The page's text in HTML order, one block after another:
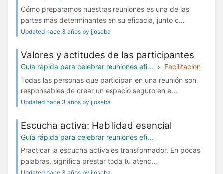
Cómo preparamos nuestras reuniones es una de las
partes más determinantes en su eficacia, junto c...
Updated hace 3 años by jjoseba
Valores y actitudes de las participantes
Guía rápida para celebrar reuniones efi...
Facilitación
Todas las personas que participan en una reunión son
responsables de crear un espacio seguro en e...
Updated hace 3 años by jjoseba
Escucha activa: Habilidad esencial
Guía rápida para celebrar reuniones efi...
Practicar la escucha activa es transformador. En pocas
palabras, significa prestar toda tu atenc...
Updated hace 3 años by jjoseba